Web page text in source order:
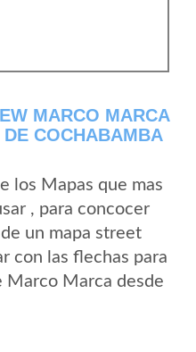
MARCO MARCA
COCHABAMBA
los Mapas que mas
, para concocer
un mapa street
con las flechas para
Marco Marca desde